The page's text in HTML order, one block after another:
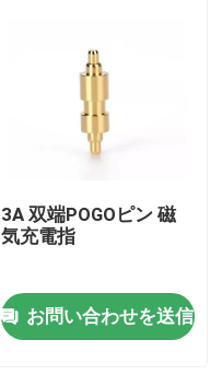
3A 双端POGOピン 磁
気充電指
お問い合わせを送信